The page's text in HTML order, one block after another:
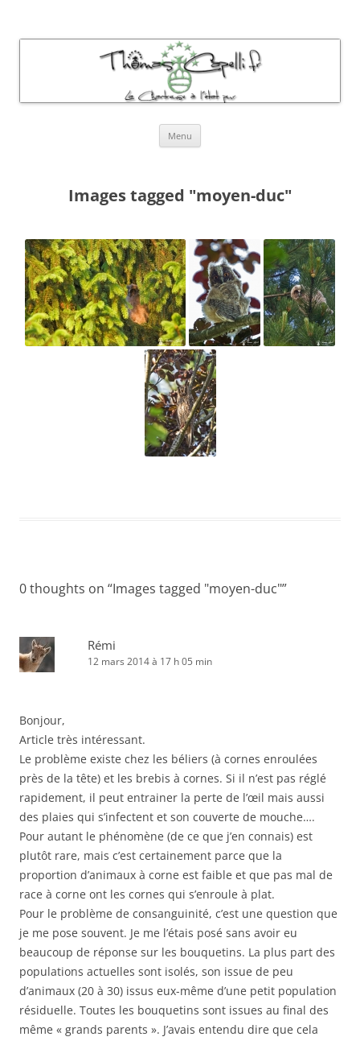
Menu
Images tagged "moyen-duc"
0 thoughts on “Images tagged "moyen-duc"”
Rémi
12 mars 2014 à 17 h 05 min
Bonjour,
Article très intéressant.
Le problème existe chez les béliers (à cornes enroulées
près de la tête) et les brebis à cornes. Si il n’est pas réglé
rapidement, il peut entrainer la perte de l’œil mais aussi
des plaies qui s’infectent et son couverte de mouche….
Pour autant le phénomène (de ce que j’en connais) est
plutôt rare, mais c’est certainement parce que la
proportion d’animaux à corne est faible et que pas mal de
race à corne ont les cornes qui s’enroule à plat.
Pour le problème de consanguinité, c’est une question que
je me pose souvent. Je me l’étais posé sans avoir eu
beaucoup de réponse sur les bouquetins. La plus part des
populations actuelles sont isolés, son issue de peu
d’animaux (20 à 30) issus eux-même d’une petit population
résiduelle. Toutes les bouquetins sont issues au final des
même « grands parents ». J’avais entendu dire que cela